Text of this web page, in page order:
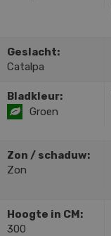
Geslacht:
Catalpa
Bladkleur:
Groen
Zon / schaduw:
Zon
Hoogte in CM:
300